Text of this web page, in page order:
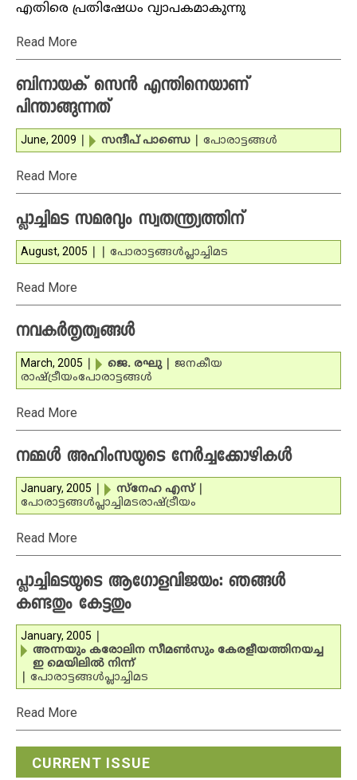
എതിരെ പ്രതിഷേധം വ്യാപകമാകുന്നു
Read More
ബിനായക് സെന്‍ എന്തിനെയാണ്
പിന്താങ്ങുന്നത്
June, 2009 സന്ദീപ് പാണ്ഡെ പോരാട്ടങ്ങള്‍
Read More
പ്ലാച്ചിമട സമരവും സ്വതന്ത്ര്യത്തിന്
August, 2005 പോരാട്ടങ്ങള്‍പ്ലാച്ചിമട
Read More
നവകര്‍തൃത്വങ്ങള്‍
March, 2005 ജെ. രഘു
ജനകീയ
രാഷ്ട്രീയംപോരാട്ടങ്ങള്‍
Read More
നമ്മള്‍ അഹിംസയുടെ നേര്‍ച്ചക്കോഴികള്‍
January, 2005 സ്‌നേഹ എസ്
പോരാട്ടങ്ങള്‍പ്ലാച്ചിമടരാഷ്ട്രീയം
Read More
പ്ലാച്ചിമടയുടെ ആഗോളവിജയം: ഞങ്ങള്‍
കണ്ടതും കേട്ടതും
January, 2005
അന്നയും കരോലിന സീമണ്‍സും കേരളീയത്തിനയച്ച
ഇ മെയിലില്‍ നിന്ന്
പോരാട്ടങ്ങള്‍പ്ലാച്ചിമട
Read More
CURRENT ISSUE